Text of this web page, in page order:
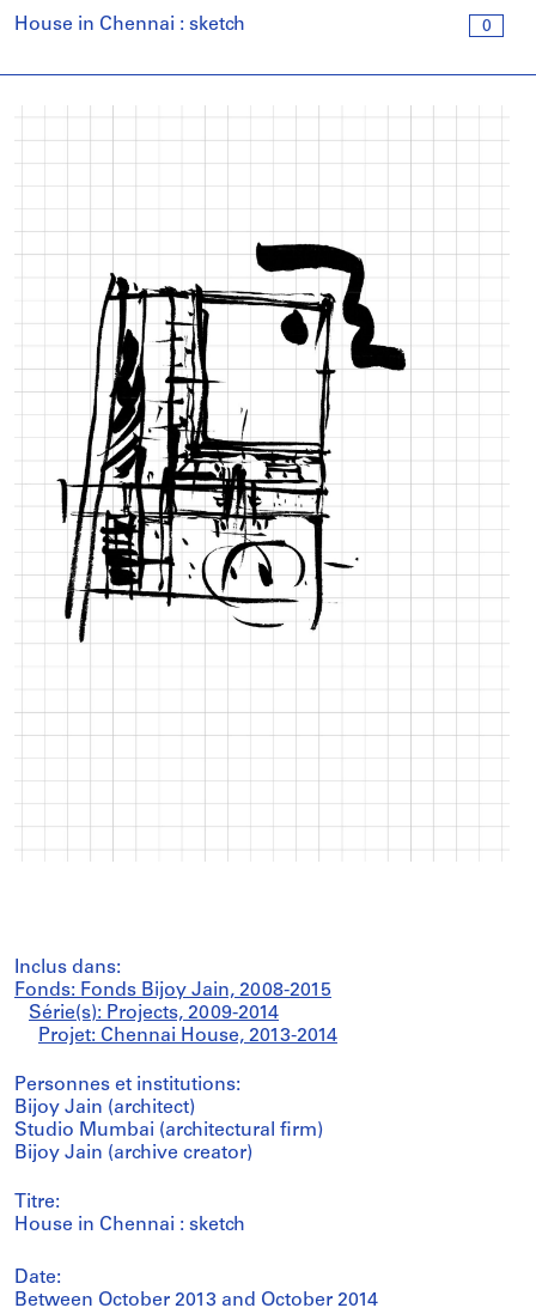
0
House in Chennai : sketch
Inclus dans:
Fonds: Fonds Bijoy Jain, 2008-2015
Série(s): Projects, 2009-2014
Projet: Chennai House, 2013-2014
Personnes et institutions:
Bijoy Jain (architect)
Studio Mumbai (architectural firm)
Bijoy Jain (archive creator)
Titre:
House in Chennai : sketch
Date:
Between October 2013 and October 2014